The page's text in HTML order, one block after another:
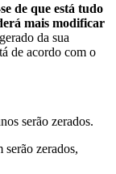
de que está tudo
mais modificar
da sua
de acordo com o
serão zerados.
serão zerados,